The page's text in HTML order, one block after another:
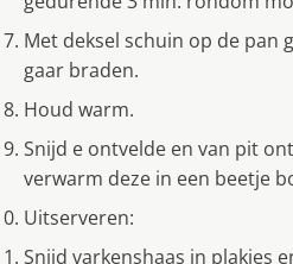
Met deksel schuin op de pan
gaar braden.
Houd warm.
Snijd e ontvelde en van pit
verwarm deze in een beetje
Uitserveren:
Snijd varkenshaas in plakjes